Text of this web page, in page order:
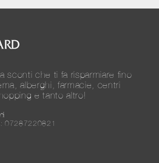
sconti che ti fa risparmiare fino
alberghi, farmacie, centri
e tanto altro!
07287220821